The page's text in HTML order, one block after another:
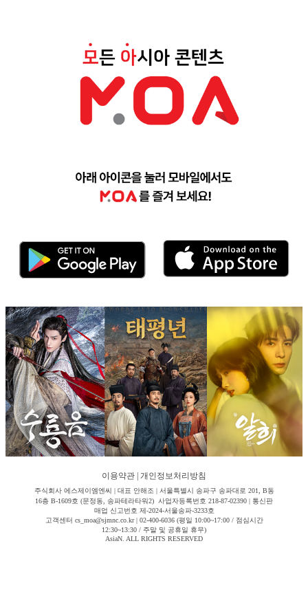
이용약관 개인정보처리방침
주식회사 에스제이엠엔씨 | 대표 안해조 | 서울특별시 송파구 송파대로 201, B동
16층 B-1609호 (문정동, 송파테라타워2) 사업자등록번호 218-87-02390 | 통신판
매업 신고번호 제-2024-서울송파-3233호
고객센터 cs_moa@sjmnc.co.kr | 02-400-6036 (평일 10:00~17:00 / 점심시간
12:30~13:30 / 주말 및 공휴일 휴무)
AsiaN. ALL RIGHTS RESERVED